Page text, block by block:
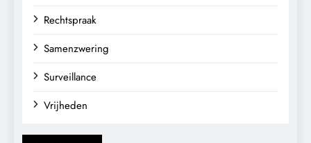
Rechtspraak
Samenzwering
Surveillance
Vrijheden